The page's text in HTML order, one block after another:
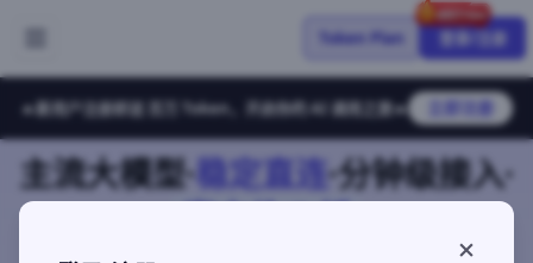
Token Plan 登录/注册
🔥新用户注册即送 百万 Token，开启你的 AI 调用之旅🔥 立即注册
主流大模型·稳定直连·分钟级接入·
主流大模型一站接入，标准 API 即连即用，按量计费，几分钟就能